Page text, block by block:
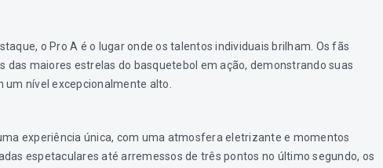
o Pro A é o lugar onde os talentos individuais brilham. Os fãs
das maiores estrelas do basquetebol em ação, demonstrando suas
um nível excepcionalmente alto.
experiência única, com uma atmosfera eletrizante e momentos
espetaculares até arremessos de três pontos no último segundo, os